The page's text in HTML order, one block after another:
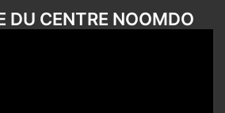
DU CENTRE NOOMDO